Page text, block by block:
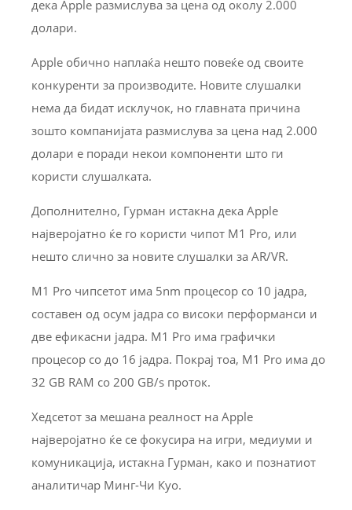
дека Apple размислува за цена од околу 2.000
долари.
Apple обично наплаќа нешто повеќе од своите
конкуренти за производите. Новите слушалки
нема да бидат исклучок, но главната причина
зошто компанијата размислува за цена над 2.000
долари е поради некои компоненти што ги
користи слушалката.
Дополнително, Гурман истакна дека Apple
најверојатно ќе го користи чипот M1 Pro, или
нешто слично за новите слушалки за AR/VR.
M1 Pro чипсетот има 5nm процесор со 10 јадра,
составен од осум јадра со високи перформанси и
две ефикасни јадра. M1 Pro има графички
процесор со до 16 јадра. Покрај тоа, M1 Pro има до
32 GB RAM со 200 GB/s проток.
Хедсетот за мешана реалност на Apple
најверојатно ќе се фокусира на игри, медиуми и
комуникација, истакна Гурман, како и познатиот
аналитичар Минг-Чи Куо.